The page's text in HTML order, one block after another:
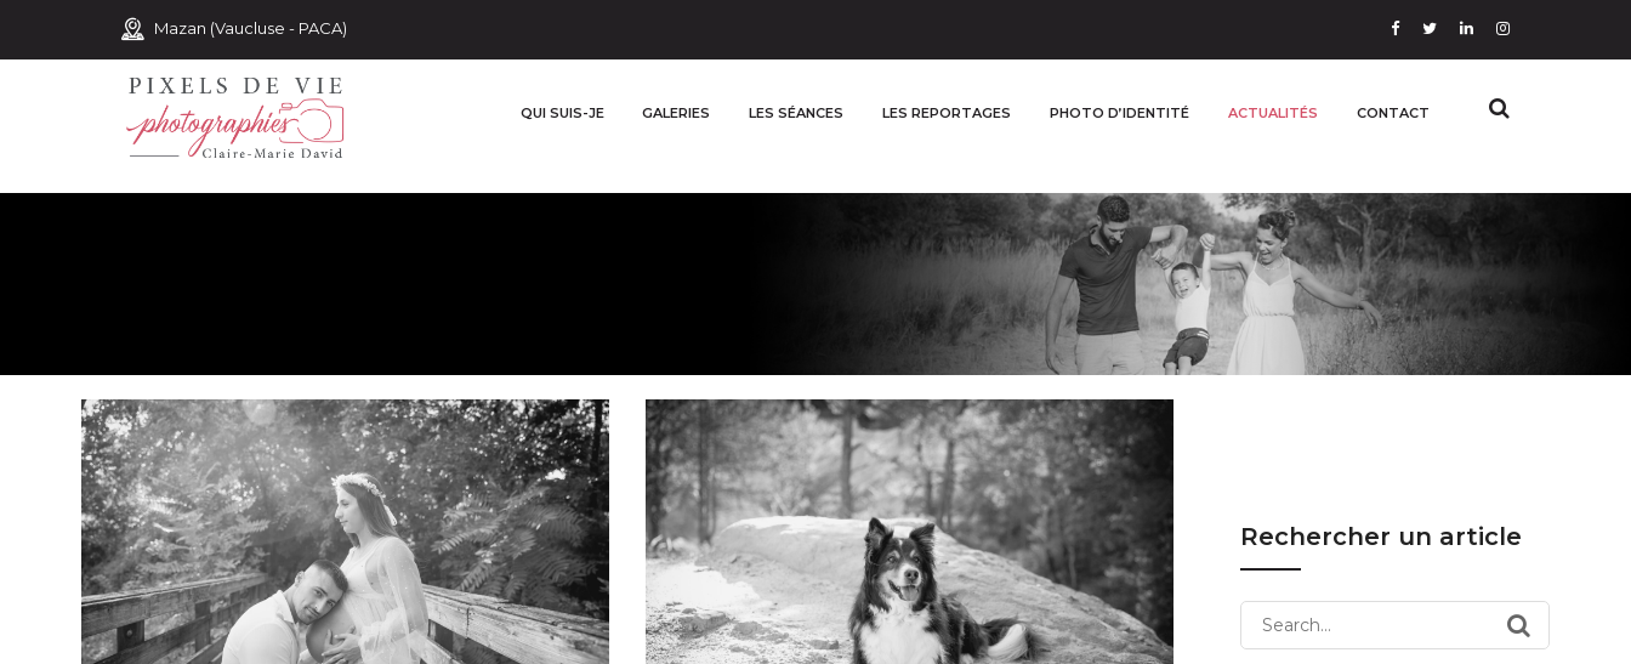
Mazan (Vaucluse - PACA)
QUI SUIS-JE GALERIES LES SÉANCES LES REPORTAGES PHOTO D’IDENTITÉ ACTUALITÉS CONTACT
Rechercher un article
Search
for: